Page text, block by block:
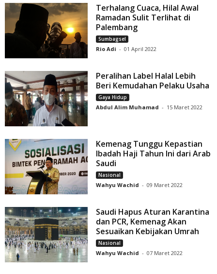
Terhalang Cuaca, Hilal Awal
Ramadan Sulit Terlihat di
Palembang
Sumbagsel
Rio Adi - 01 April 2022
Peralihan Label Halal Lebih
Beri Kemudahan Pelaku Usaha
Gaya Hidup
Abdul Alim Muhamad - 15 Maret 2022
Kemenag Tunggu Kepastian
Ibadah Haji Tahun Ini dari Arab
Saudi
Nasional
Wahyu Wachid - 09 Maret 2022
Saudi Hapus Aturan Karantina
dan PCR, Kemenag Akan
Sesuaikan Kebijakan Umrah
Nasional
Wahyu Wachid - 07 Maret 2022